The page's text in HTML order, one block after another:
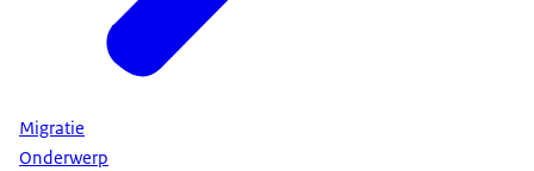
Migratie
Onderwerp